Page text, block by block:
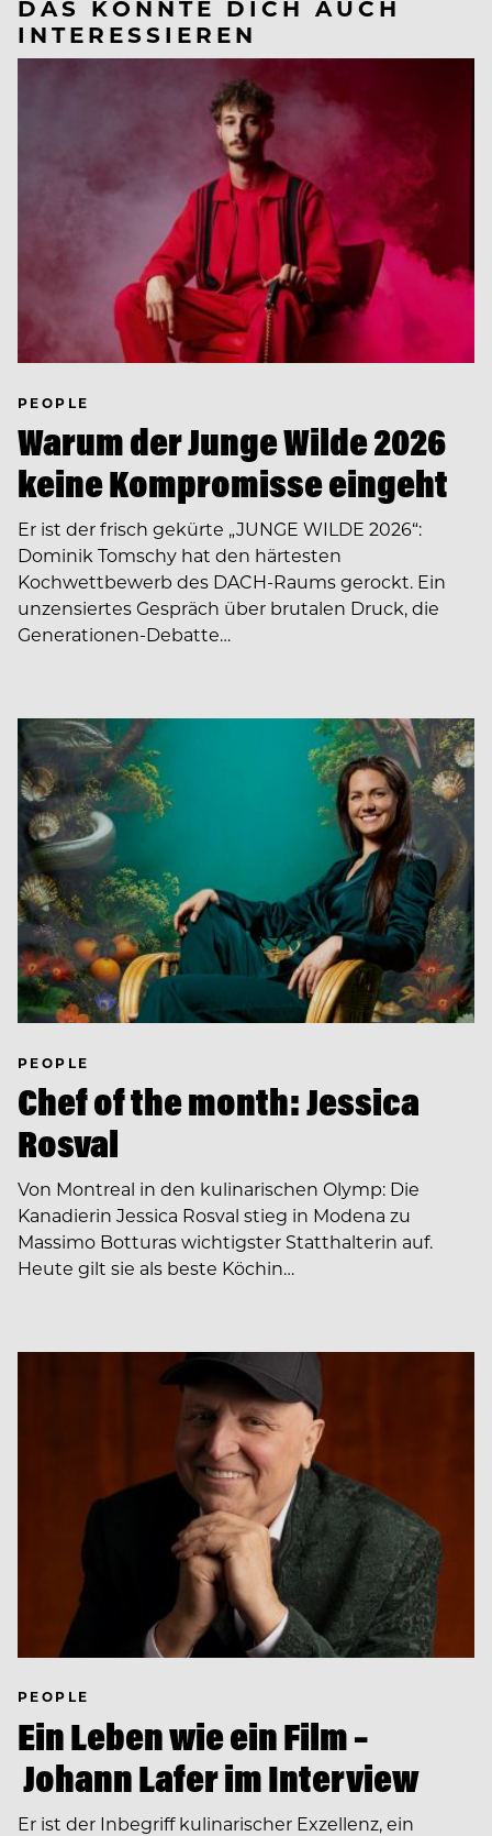
DAS KÖNNTE DICH AUCH
INTERESSIEREN
PEOPLE
Warum der Junge Wilde 2026
keine Kompromisse eingeht
Er ist der frisch gekürte „JUNGE WILDE 2026“:
Dominik Tomschy hat den härtesten
Kochwettbewerb des DACH-Raums gerockt. Ein
unzensiertes Gespräch über brutalen Druck, die
Generationen-Debatte…
PEOPLE
Chef of the month: Jessica
Rosval
Von Montreal in den kulinarischen Olymp: Die
Kanadierin Jessica Rosval stieg in Modena zu
Massimo Botturas wichtigster Statthalterin auf.
Heute gilt sie als beste Köchin…
PEOPLE
Ein Leben wie ein Film –
Johann Lafer im Interview
Er ist der Inbegriff kulinarischer Exzellenz, ein